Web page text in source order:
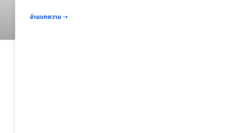
อ่านบทความ ➝